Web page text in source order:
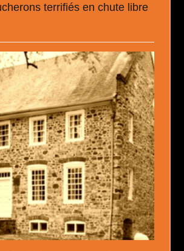
terrifiés en chute libre